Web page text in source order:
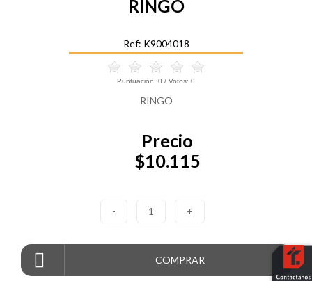
RINGO
Ref: K9004018
Puntuación: 0 / Votos: 0
RINGO
Precio
$10.115
- 1 +
COMPRAR